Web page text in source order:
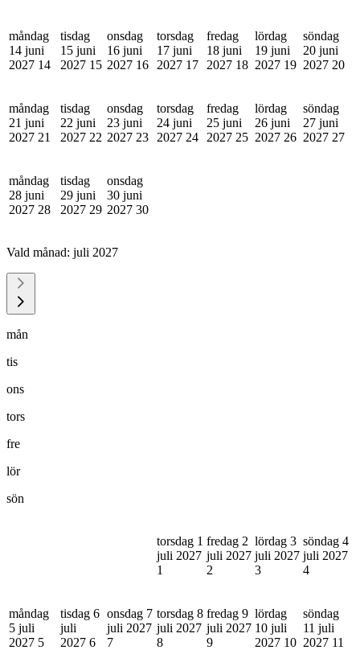
måndag
14 juni
2027 14
tisdag
15 juni
2027 15
onsdag
16 juni
2027 16
torsdag
17 juni
2027 17
fredag
18 juni
2027 18
lördag
19 juni
2027 19
söndag
20 juni
2027 20
måndag
21 juni
2027 21
tisdag
22 juni
2027 22
onsdag
23 juni
2027 23
torsdag
24 juni
2027 24
fredag
25 juni
2027 25
lördag
26 juni
2027 26
söndag
27 juni
2027 27
måndag
28 juni
2027 28
tisdag
29 juni
2027 29
onsdag
30 juni
2027 30
Vald månad: juli 2027
mån
tis
ons
tors
fre
lör
sön
torsdag 1
juli 2027
1
fredag 2
juli 2027
2
lördag 3
juli 2027
3
söndag 4
juli 2027
4
måndag
5 juli
2027 5
tisdag 6
juli
2027 6
onsdag 7
juli 2027
7
torsdag 8
juli 2027
8
fredag 9
juli 2027
9
lördag
10 juli
2027 10
söndag
11 juli
2027 11